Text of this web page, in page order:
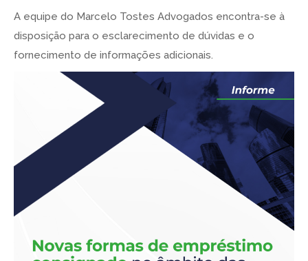
A equipe do Marcelo Tostes Advogados encontra-se à
disposição para o esclarecimento de dúvidas e o
fornecimento de informações adicionais.